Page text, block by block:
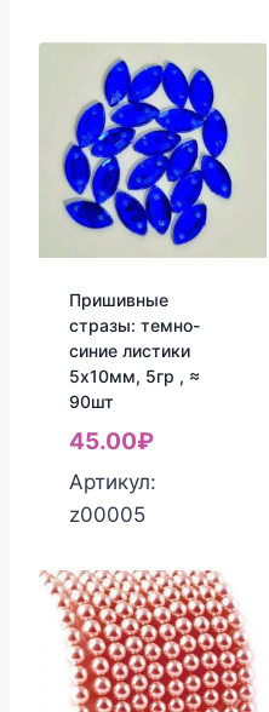
Пришивные
стразы: темно-
синие листики
5х10мм, 5гр , ≈
90шт
45.00₽
Артикул:
z00005